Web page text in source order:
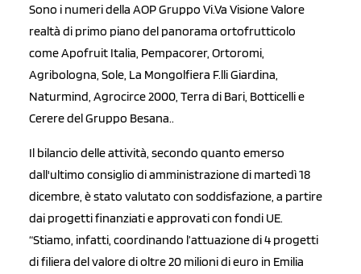
Sono i numeri della AOP Gruppo Vi.Va Visione Valore
realtà di primo piano del panorama ortofrutticolo
come Apofruit Italia, Pempacorer, Ortoromi,
Agribologna, Sole, La Mongolfiera F.lli Giardina,
Naturmind, Agrocirce 2000, Terra di Bari, Botticelli e
Cerere del Gruppo Besana..
Il bilancio delle attività, secondo quanto emerso
dall'ultimo consiglio di amministrazione di martedì 18
dicembre, è stato valutato con soddisfazione, a partire
dai progetti finanziati e approvati con fondi UE.
“Stiamo, infatti, coordinando l’attuazione di 4 progetti
di filiera del valore di oltre 20 milioni di euro in Emilia